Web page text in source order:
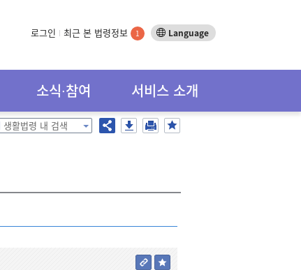
로그인 최근 본 법령정보 1 Language
소식∙참여 서비스 소개
생활법령 내 검색